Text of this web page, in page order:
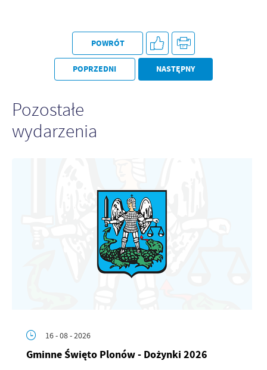
POWRÓT
POPRZEDNI NASTĘPNY
Pozostałe
wydarzenia
16 - 08 - 2026
Gminne Święto Plonów - Dożynki 2026